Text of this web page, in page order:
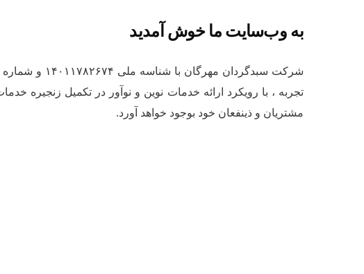
به وب‌سایت ما خوش آمدید
تجربه ، با رویکرد ارائه خدمات نوین و نوآور در تکمیل زنجیره
مشتریان و ذینفعان خود بوجود خواهد آورد.